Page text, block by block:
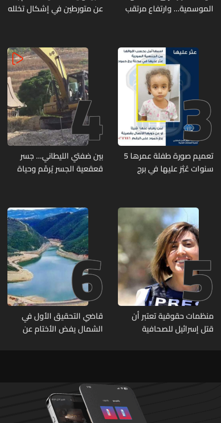
الموسمية... وارتفاع مرتقب
عن متورطين في إشكال تخلله
مزروعة بالماريجوانا
3
تعميم صورة طفلة عمرها 5
سنوات عُثِرَ عليها في برج
4
بين ضفتي الليطاني... جسر
قعقعية الجسر يُرمّم وحياة
5
منظمات حقوقية تعتبر أن
قتل إسرائيل للصحافية
6
قاضي التحقيق الأول في
الشمال يفض الأختام عن